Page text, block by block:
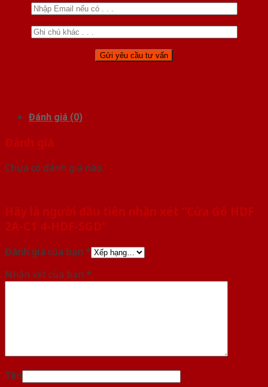
Đánh giá (0)
Đánh giá
Chưa có đánh giá nào.
Hãy là người đầu tiên nhận xét “Cửa Gỗ HDF
2A-C1 4-HDF-SGD”
Đánh giá của bạn *
Nhận xét của bạn *
Tên